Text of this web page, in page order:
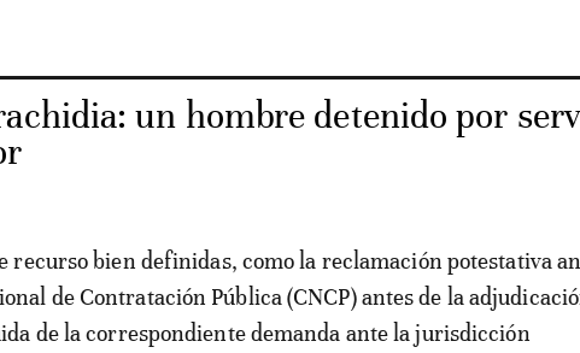
un hombre detenido por
recurso bien definidas, como la reclamación potestativa
de Contratación Pública (CNCP) antes de la
de la correspondiente demanda ante la jurisdicción